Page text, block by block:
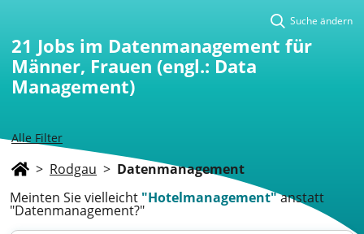
Alle Filter
Suche ändern
21 Jobs im Datenmanagement für
Männer, Frauen (engl.: Data
Management)
> Rodgau > Datenmanagement
Meinten Sie vielleicht "Hotelmanagement"anstatt
"Datenmanagement?"